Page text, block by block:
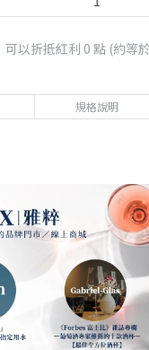
可以折抵紅利 0 點 (約等
規格說明